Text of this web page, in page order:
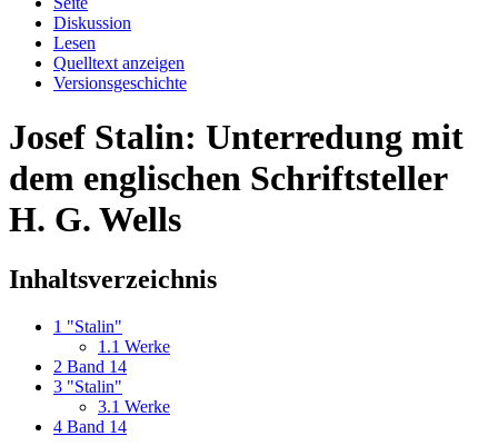
Diskussion
Lesen
Quelltext anzeigen
Versionsgeschichte
Josef Stalin: Unterredung mit
dem englischen Schriftsteller
H. G. Wells
Inhaltsverzeichnis
1 "Stalin"
1.1 Werke
2 Band 14
3 "Stalin"
3.1 Werke
4 Band 14